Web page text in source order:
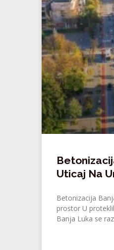
Uticaj Na
Betonizacija
prostor U
Banja Luka se